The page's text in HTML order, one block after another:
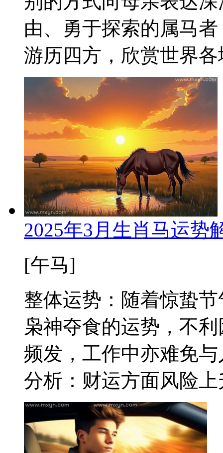
由、勇于探索的属马
游历四方，欣赏世界
2025年3月生肖马运势
[午马]
整体运势：随着惊蛰
枭神夺食的运势，不
频发，工作中亦难免
分析：财运方面风险